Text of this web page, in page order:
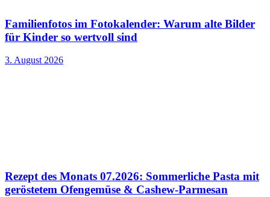
Familienfotos im Fotokalender: Warum alte Bilder
für Kinder so wertvoll sind
3. August 2026
Rezept des Monats 07.2026: Sommerliche Pasta mit
geröstetem Ofengemüse & Cashew-Parmesan